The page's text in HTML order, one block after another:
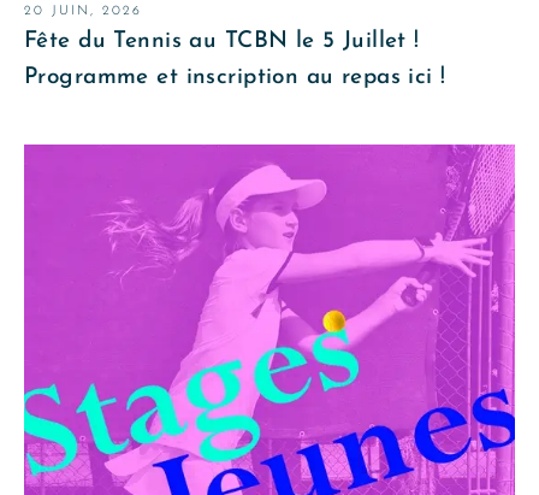
20 JUIN, 2026
Fête du Tennis au TCBN le 5 Juillet !
Programme et inscription au repas ici !